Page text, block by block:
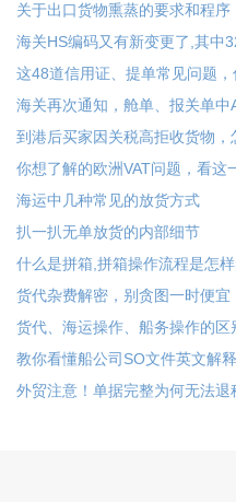
关于出口货物熏蒸的要求和程序
这48道信用证、提单常见问题
到港后买家因关税高拒收货物，
你想了解的欧洲VAT问题，看这
海运中几种常见的放货方式
扒一扒无单放货的内部细节
什么是拼箱,拼箱操作流程是怎样
货代杂费解密，别贪图一时便宜
货代、海运操作、船务操作的区
教你看懂船公司SO文件英文解释
外贸注意！单据完整为何无法退